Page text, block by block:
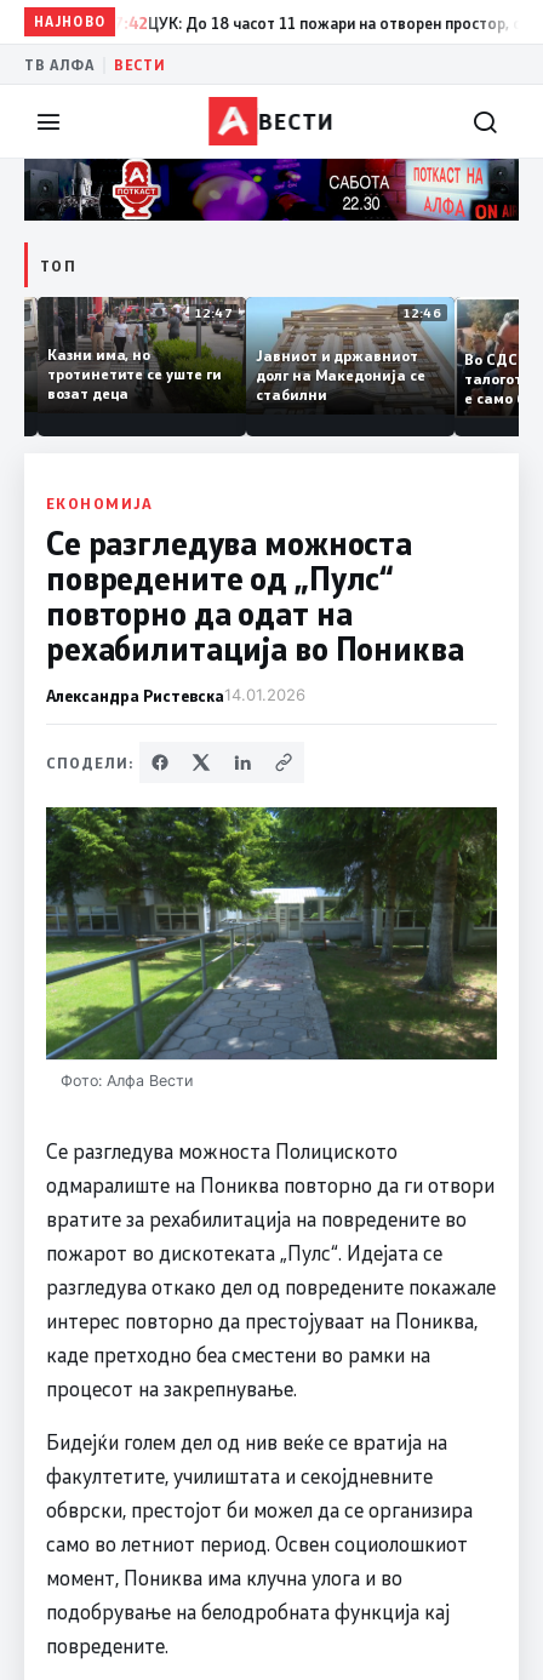
НАЈНОВО
17:42 ЦУК: До 18 часот 11 пожари на отворен простор, од кои
ТВ АЛФА ВЕСТИ
ВЕСТИ
ТОП
12:50
и
12:47
Казни има, но
тротинетите се уште ги
возат деца
12:46
Јавниот и државниот
долг на Македонија се
стабилни
Во
е само
Заев
ЕКОНОМИЈА
Се разгледува можноста
повредените од „Пулс“
повторно да одат на
рехабилитација во Пониква
Александра Ристевска14.01.2026
СПОДЕЛИ:
Фото: Алфа Вести
Се разгледува можноста Полициското
одмаралиште на Пониква повторно да ги отвори
вратите за рехабилитација на повредените во
пожарот во дискотеката „Пулс“. Идејата се
разгледува откако дел од повредените покажале
интерес повторно да престојуваат на Пониква,
каде претходно беа сместени во рамки на
процесот на закрепнување.
Бидејќи голем дел од нив веќе се вратија на
факултетите, училиштата и секојдневните
обврски, престојот би можел да се организира
само во летниот период. Освен социолошкиот
момент, Пониква има клучна улога и во
подобрување на белодробната функција кај
повредените.